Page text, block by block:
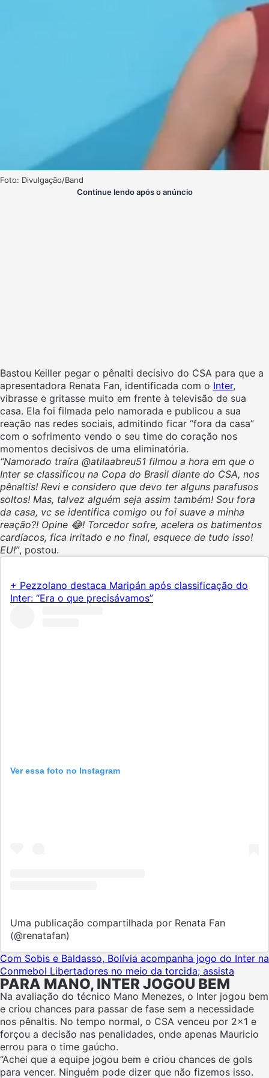
Foto: Divulgação/Band
Continue lendo após o anúncio
Bastou Keiller pegar o pênalti decisivo do CSA para que a
apresentadora Renata Fan, identificada com o Inter,
vibrasse e gritasse muito em frente à televisão de sua
casa. Ela foi filmada pelo namorada e publicou a sua
reação nas redes sociais, admitindo ficar “fora da casa”
com o sofrimento vendo o seu time do coração nos
momentos decisivos de uma eliminatória.
“Namorado traíra @atilaabreu51 filmou a hora em que o
Inter se classificou na Copa do Brasil diante do CSA, nos
pênaltis! Revi e considero que devo ter alguns parafusos
soltos! Mas, talvez alguém seja assim também! Sou fora
da casa, vc se identifica comigo ou foi suave a minha
reação?! Opine 😂! Torcedor sofre, acelera os batimentos
cardíacos, fica irritado e no final, esquece de tudo isso!
EU!”, postou.
+ Pezzolano destaca Maripán após classificação do
Inter: “Era o que precisávamos”
Ver essa foto no Instagram
Uma publicação compartilhada por Renata Fan
(@renatafan)
Com Sobis e Baldasso, Bolívia acompanha jogo do Inter na
Conmebol Libertadores no meio da torcida; assista
PARA MANO, INTER JOGOU BEM
Na avaliação do técnico Mano Menezes, o Inter jogou bem
e criou chances para passar de fase sem a necessidade
nos pênaltis. No tempo normal, o CSA venceu por 2×1 e
forçou a decisão nas penalidades, onde apenas Mauricio
errou para o time gaúcho.
“Achei que a equipe jogou bem e criou chances de gols
para vencer. Ninguém pode dizer que não fizemos isso.